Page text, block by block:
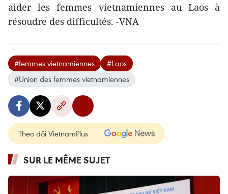
aider les femmes vietnamiennes au Laos à
résoudre des difficultés. -VNA
#femmes vietnamiennes
#Laos
#Union des femmes vietnamiennes
Theo dõi VietnamPlus
SUR LE MÊME SUJET